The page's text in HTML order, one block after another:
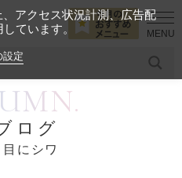
アルロン酸
すめメニュー
ログ
にシワ
アクセス状況計測、広告配
ています。
設定